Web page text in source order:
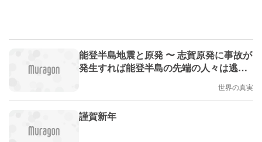
能登半島地震と原発 〜 志賀原発に事故が
発生すれば能登半島の先端の人々は逃げ
延ばすと「資産に勘定され黒字化」喜ぶ
のは投資家だけ
世界の真実
謹賀新年